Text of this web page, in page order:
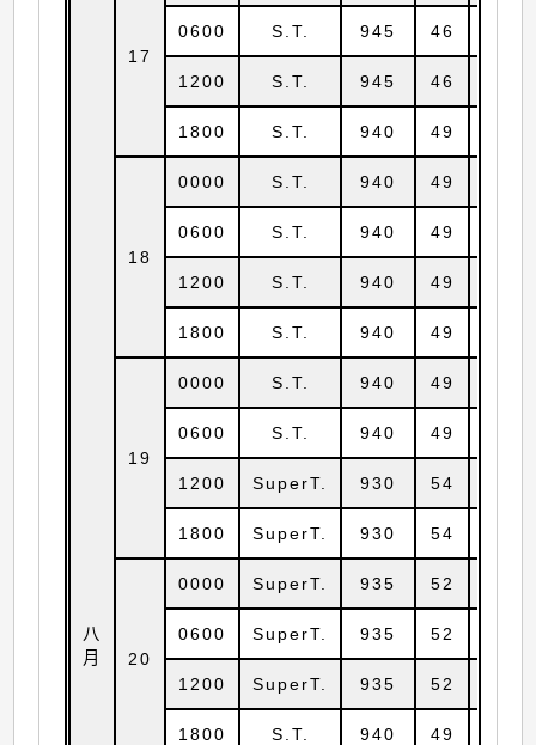
八
月
17
0600 S.T. 945 46
1200 S.T. 945 46
1800 S.T. 940 49
18
0000 S.T. 940 49
0600 S.T. 940 49
1200 S.T. 940 49
1800 S.T. 940 49
19
0000 S.T. 940 49
0600 S.T. 940 49
1200 SuperT. 930 54
1800 SuperT. 930 54
20
0000 SuperT. 935 52
0600 SuperT. 935 52
1200 SuperT. 935 52
1800 S.T. 940 49